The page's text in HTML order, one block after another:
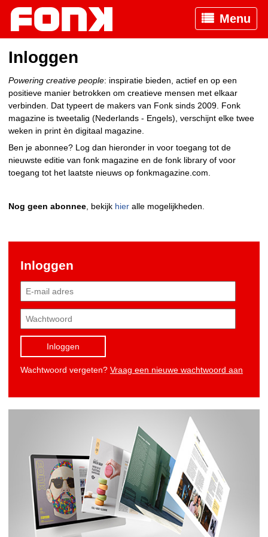
Menu
Inloggen
Powering creative people: inspiratie bieden, actief en op een
positieve manier betrokken om creatieve mensen met elkaar
verbinden. Dat typeert de makers van Fonk sinds 2009. Fonk
magazine is tweetalig (Nederlands - Engels), verschijnt elke twee
weken in print èn digitaal magazine.
Ben je abonnee? Log dan hieronder in voor toegang tot de
nieuwste editie van fonk magazine en de fonk library of voor
toegang tot het laatste nieuws op fonkmagazine.com.
Nog geen abonnee , bekijk hier alle mogelijkheden.
Inloggen
Inloggen
Wachtwoord vergeten? Vraag een nieuwe wachtwoord aan